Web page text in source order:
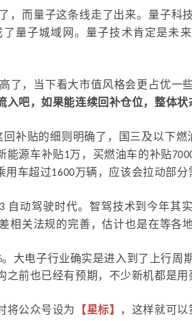
，而量子这条线走了出来。量子科
量子城域网。量子技术肯定是未
了，当下看大市值风格会更占优一
入吧，如果能连续回补仓位，整体状
补贴的细则明确了，国三及以下燃
源车补贴1万，买燃油车的补贴
车超过1600万辆，应该会拉动部分
自动驾驶时代。智驾技术到今年其
相关法规的完善，估计也是在等各
大电子行业确实是进入到了上行周
前也已经有预期，不少新机都是用
将公众号设为 【星标】 ，这样就可以